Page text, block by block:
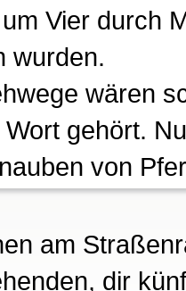
Vier durch
wurden.
wären
gehört.
von
am
dir